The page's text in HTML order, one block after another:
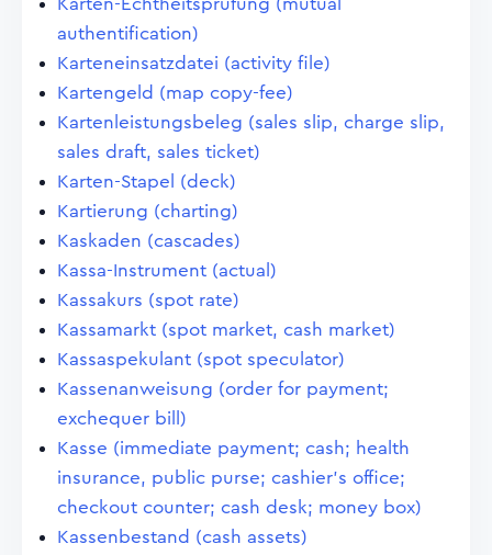
Karten-Echtheitsprüfung (mutual
authentification)
Karteneinsatzdatei (activity file)
Kartengeld (map copy-fee)
Kartenleistungsbeleg (sales slip, charge slip,
sales draft, sales ticket)
Karten-Stapel (deck)
Kartierung (charting)
Kaskaden (cascades)
Kassa-Instrument (actual)
Kassakurs (spot rate)
Kassamarkt (spot market, cash market)
Kassaspekulant (spot speculator)
Kassenanweisung (order for payment;
exchequer bill)
Kasse (immediate payment; cash; health
insurance, public purse; cashier's office;
checkout counter; cash desk; money box)
Kassenbestand (cash assets)